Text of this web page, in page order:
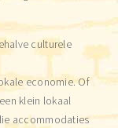
culturele
economie. Of
klein lokaal
accommodaties